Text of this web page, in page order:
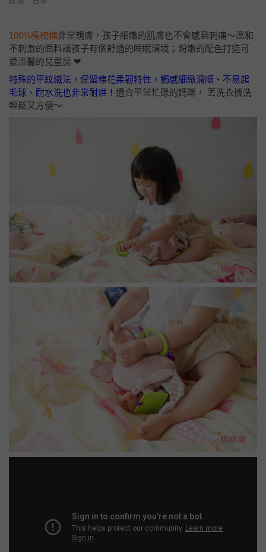
100%精梳棉非常親膚，孩子細嫩的肌膚也不會感到刺痛～溫和
不刺激的面料讓孩子有個舒適的睡眠環境；粉嫩的配色打造可
愛溫馨的兒童房 ❤
特殊的平紋織法，保留棉花柔韌特性，觸感細緻滑順、不易起
毛球、耐水洗也非常耐烘！ 適合平常忙碌的媽咪， 丟洗衣機洗
輕鬆又方便～